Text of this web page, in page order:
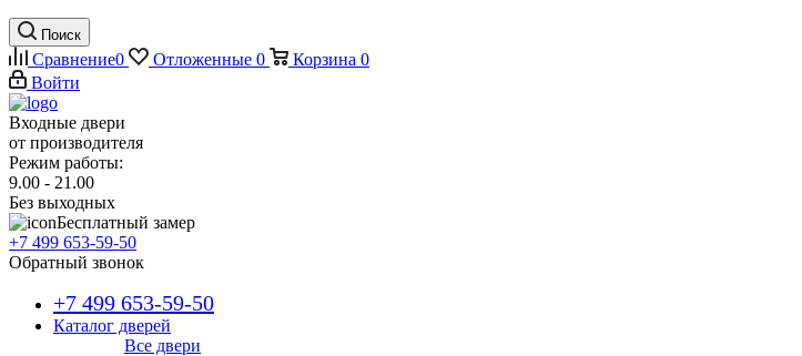
Поиск
Сравнение0 Отложенные 0 Корзина 0
Войти
Входные двери
от производителя
Режим работы:
9.00 - 21.00
Без выходных
Бесплатный замер
+7 499 653-59-50
Обратный звонок
+7 499 653-59-50
Каталог дверей
Все двери